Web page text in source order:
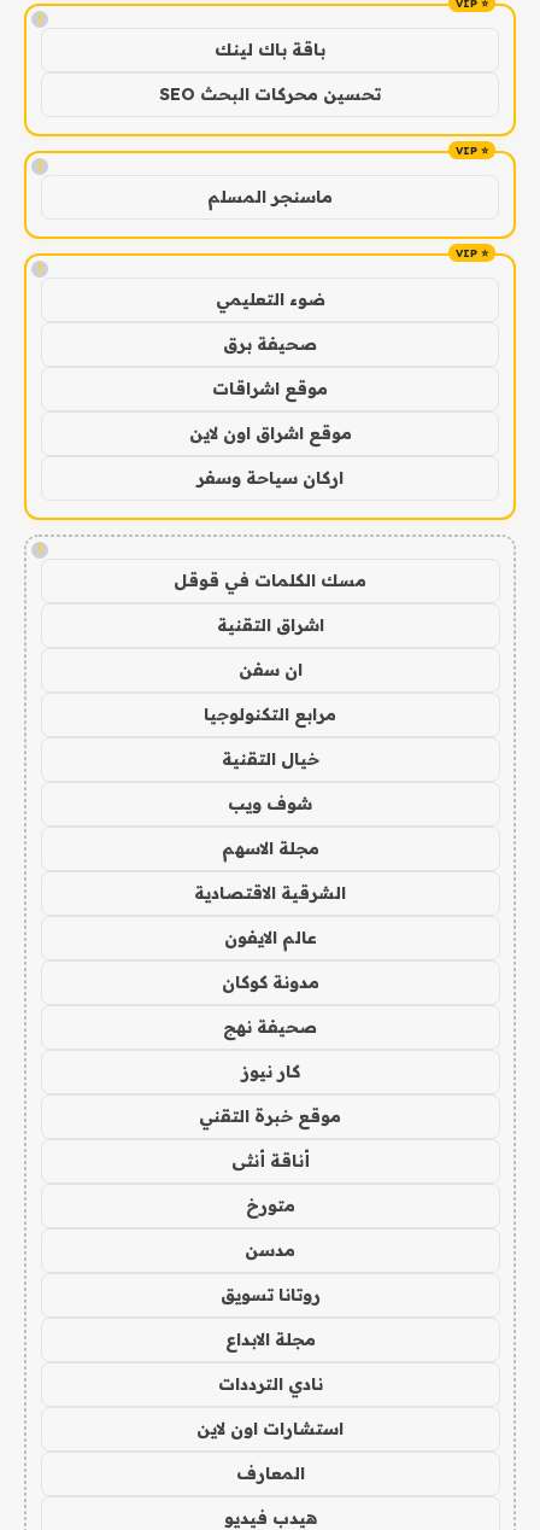
!
باقة باك لينك
تحسين محركات البحث SEO
!
ماسنجر المسلم
!
ضوء التعليمي
صحيفة برق
موقع اشراقات
موقع اشراق اون لاين
اركان سياحة وسفر
!
مسك الكلمات في قوقل
اشراق التقنية
ان سفن
مرابع التكنولوجيا
خيال التقنية
شوف ويب
مجلة الاسهم
الشرقية الاقتصادية
عالم الايفون
مدونة كوكان
صحيفة نهج
كار نيوز
موقع خبرة التقني
أناقة أنثى
متورخ
مدسن
روتانا تسويق
مجلة الابداع
نادي الترددات
استشارات اون لاين
المعارف
هيدب فيديو